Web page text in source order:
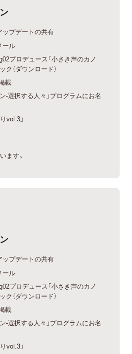
ップデートの共有
ール
プロデュース「小さき声のカノ
ク（ダウンロード）
載
-選択する人々」プログラムにお名
vol.3」
ます。
ップデートの共有
ール
プロデュース「小さき声のカノ
ク（ダウンロード）
載
-選択する人々」プログラムにお名
vol.3」